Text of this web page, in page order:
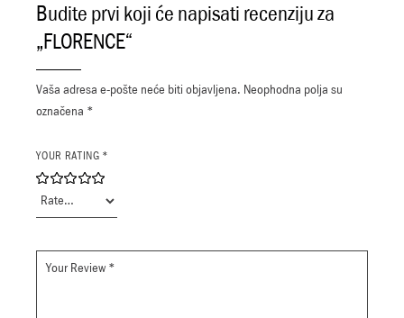
Budite prvi koji će napisati recenziju za
„FLORENCE“
Vaša adresa e-pošte neće biti objavljena. Neophodna polja su
označena *
YOUR RATING *